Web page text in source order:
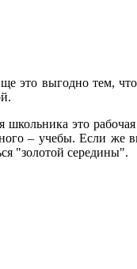
это выгодно тем,
это
– учебы. Если
"золотой середины".